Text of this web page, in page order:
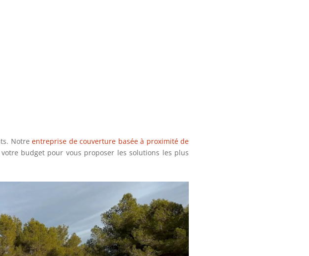
Notreentreprise de couverture basée à proximité de
budget pour vous proposer les solutions les plus